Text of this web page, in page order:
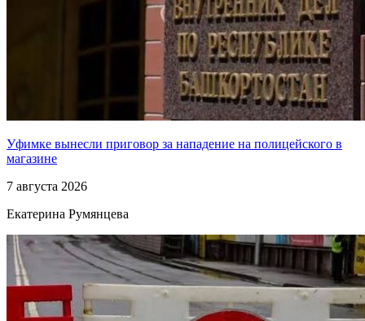
Уфимке вынесли приговор за нападение на полицейского в
магазине
7 августа 2026
Екатерина Румянцева